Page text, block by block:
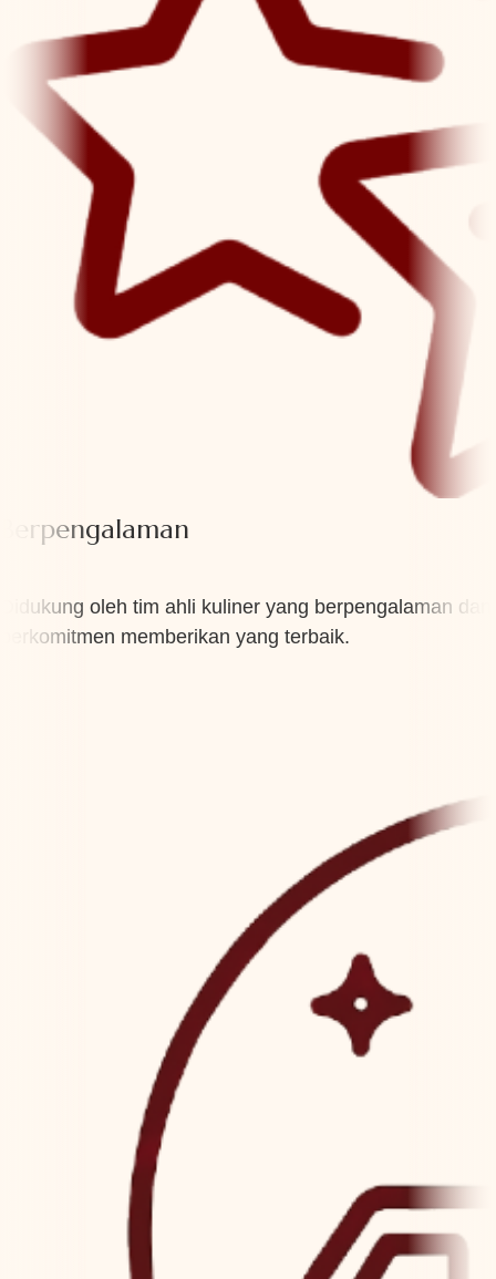
Berpengalaman
Didukung oleh tim ahli kuliner yang berpengalaman dan
berkomitmen memberikan yang terbaik.